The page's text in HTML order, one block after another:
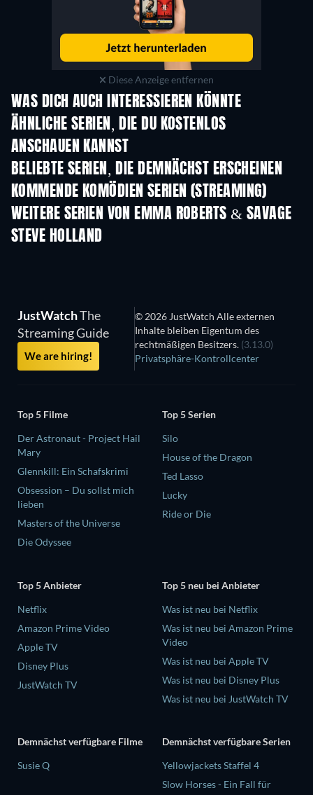
Diese Anzeige entfernen
WAS DICH AUCH INTERESSIEREN KÖNNTE
Serie Serie
ÄHNLICHE SERIEN, DIE DU KOSTENLOS
ANSCHAUEN KANNST
Serie
BELIEBTE SERIEN, DIE DEMNÄCHST ERSCHEINEN
Serie Serie
KOMMENDE KOMÖDIEN SERIEN (STREAMING)
Staffel 6 Staffel 2
WEITERE SERIEN VON EMMA ROBERTS & SAVAGE
STEVE HOLLAND
Serie
JustWatchThe
Streaming Guide
We are hiring!
© 2026 JustWatch Alle externen
Inhalte bleiben Eigentum des
rechtmäßigen Besitzers. (3.13.0)
Privatsphäre-Kontrollcenter
Top 5 Filme
Der Astronaut - Project Hail
Mary
Glennkill: Ein Schafskrimi
Obsession – Du sollst mich
lieben
Masters of the Universe
Die Odyssee
Top 5 Serien
Silo
House of the Dragon
Ted Lasso
Lucky
Ride or Die
Top 5 Anbieter
Netflix
Amazon Prime Video
Apple TV
Disney Plus
JustWatch TV
Top 5 neu bei Anbieter
Was ist neu bei Netflix
Was ist neu bei Amazon Prime
Video
Was ist neu bei Apple TV
Was ist neu bei Disney Plus
Was ist neu bei JustWatch TV
Demnächst verfügbare Filme
Susie Q
Demnächst verfügbare Serien
Yellowjackets Staffel 4
Slow Horses - Ein Fall für